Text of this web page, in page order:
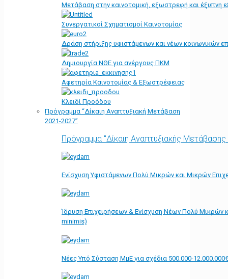
Μετάβαση στην καινοτομική, εξωστρεφή και έξυπνη
Συνεργατικοί Σχηματισμοί Καινοτομίας
Δράση στήριξης υφιστάμενων και νέων κοινωνικών
Δημιουργία ΝΘΕ για ανέργους ΠΚΜ
Αφετηρία Kαινοτομίας & Εξωστρέφειας
Κλειδί Προόδου
Πρόγραμμα “Δίκαιη Αναπτυξιακή Μετάβαση
2021-2027”
Πρόγραμμα "Δίκαιη Αναπτυξιακής
Ενίσχυση Υφιστάμενων Πολύ Μικρών και Μικρών
Ίδρυση Επιχειρήσεων & Ενίσχυση Νέων Πολύ Μικρών
minimis)
Νέες Υπό Σύσταση ΜμΕ για σχέδια 500.000-